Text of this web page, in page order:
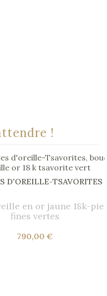
!
TSAVORITES
or jaune 18k-pierres
vertes
€